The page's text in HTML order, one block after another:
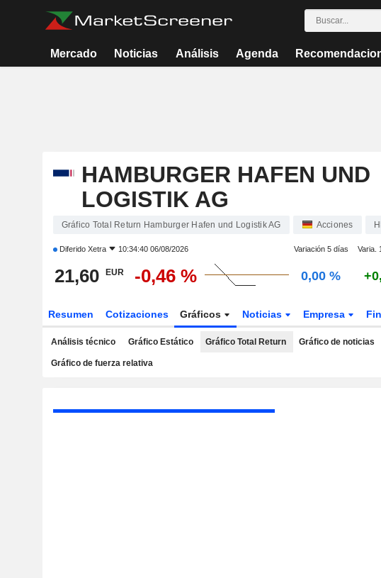
Mercado Noticias Análisis Agenda
HAMBURGER HAFEN UND
LOGISTIK AG
Gráfico Total Return Hamburger Hafen und Logistik AG Acciones
Diferido Xetra 10:34:40 06/08/2026 Variación 5 días Varia.
21,60 EUR -0,46 % 0,00 %
Resumen Cotizaciones Gráficos Noticias Empresa
Análisis técnico Gráfico Estático Gráfico Total Return Gráfico de noticias
Gráfico de fuerza relativa